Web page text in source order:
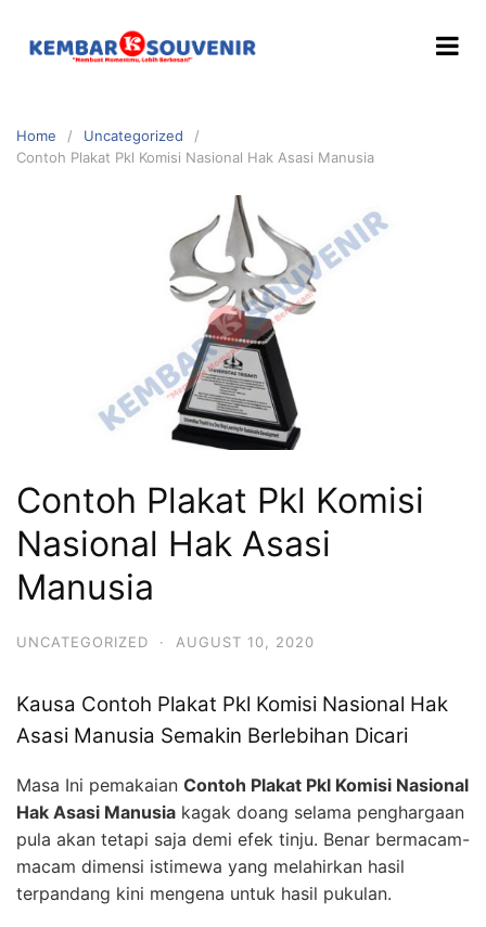
Home
Uncategorized
Contoh Plakat Pkl Komisi Nasional Hak Asasi Manusia
Contoh Plakat Pkl Komisi
Nasional Hak Asasi
Manusia
UNCATEGORIZED · AUGUST 10, 2020
Kausa Contoh Plakat Pkl Komisi Nasional Hak
Asasi Manusia Semakin Berlebihan Dicari
Masa Ini pemakaian Contoh Plakat Pkl Komisi Nasional
Hak Asasi Manusia kagak doang selama penghargaan
pula akan tetapi saja demi efek tinju. Benar bermacam-
macam dimensi istimewa yang melahirkan hasil
terpandang kini mengena untuk hasil pukulan.